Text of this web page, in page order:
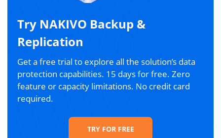
Try NAKIVO Backup &
Replication
Get a free trial to explore all the solution’s data
protection capabilities. 15 days for free. Zero
feature or capacity limitations. No credit card
required.
TRY FOR FREE